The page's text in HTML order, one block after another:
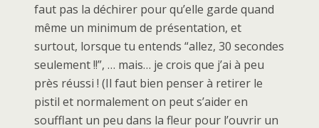
faut pas la déchirer pour qu’elle garde quand
même un minimum de présentation, et
surtout, lorsque tu entends “allez, 30 secondes
seulement !!”, … mais… je crois que j’ai à peu
près réussi ! (Il faut bien penser à retirer le
pistil et normalement on peut s’aider en
soufflant un peu dans la fleur pour l’ouvrir un